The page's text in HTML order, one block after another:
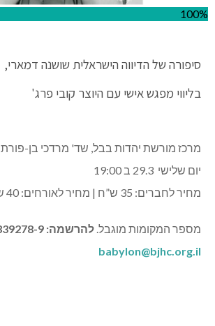
100%
סיפורה של הדיווה הישראלית שושנה דמארי,
בליווי מפגש אישי עם היוצר קובי פרג'
מרכז מורשת יהדות בבל, שד' מרדכי בן-פורת 83 אור יהודה
יום שלישי 29.3 ב 19:00
מחיר לחברים: 35 ש”ח | מחיר לאורחים: 40 ש”ח
מספר המקומות מוגבל. להרשמה: 03-5339278-9 |
babylon@bjhc.org.il